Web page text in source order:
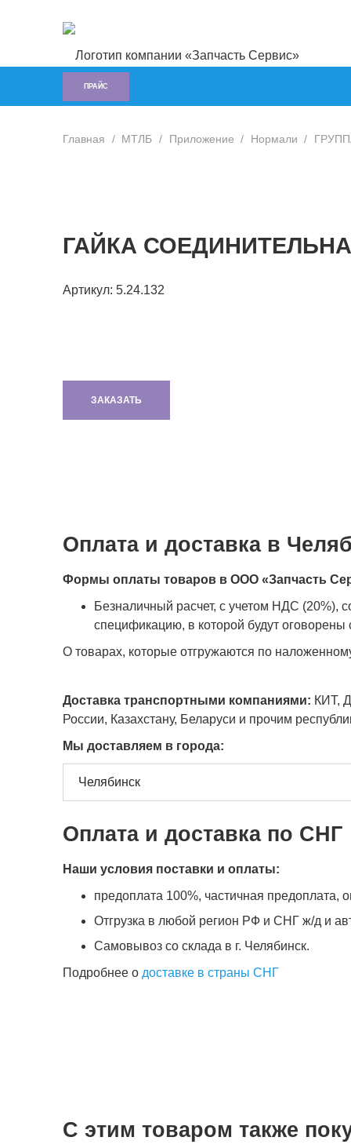
ПРАЙС
Главная / МТЛБ / Приложение / Нормали /
ГАЙКА
Артикул: 5.24.132
ЗАКАЗАТЬ
Оплата и доставка в
Формы оплаты товаров в ООО «Запчасть
Безналичный расчет, с учетом НДС (20%),
спецификацию, в которой будут оговорены
О товарах, которые отгружаются по
Доставка транспортными компаниями: КИТ,
России, Казахстану, Беларуси и прочим
Мы доставляем в города:
Оплата и доставка по СНГ
Наши условия поставки и оплаты:
предоплата 100%, частичная предоплата,
Отгрузка в любой регион РФ и СНГ ж/д и
Самовывоз со склада в г. Челябинск.
Подробнее о доставке в страны СНГ
С этим товаром также